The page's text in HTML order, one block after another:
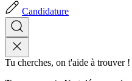
Candidature
Tu cherches, on t'aide à trouver !